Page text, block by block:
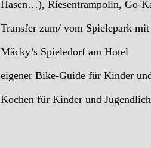
Hasen…), Riesentrampolin, Go-
Transfer zum/ vom Spielepark
Mäcky’s Spieledorf am Hotel
eigener Bike-Guide für Kinder
Kochen für Kinder und